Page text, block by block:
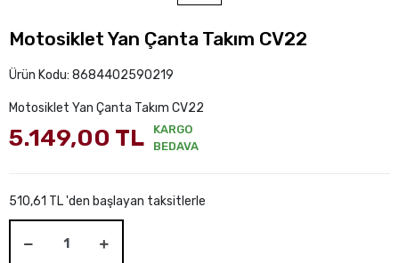
Motosiklet Yan Çanta Takım CV22
Ürün Kodu: 8684402590219
Motosiklet Yan Çanta Takım CV22
5.149,00 TL
KARGO
BEDAVA
510,61 TL 'den başlayan taksitlerle